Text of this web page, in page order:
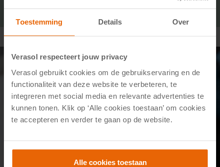
Toestemming Details Over
Verasol respecteert jouw privacy
Verasol gebruikt cookies om de gebruikservaring en de
functionaliteit van deze website te verbeteren, te
integreren met social media en relevante advertenties te
kunnen tonen. Klik op ‘Alle cookies toestaan’ om cookies
te accepteren en verder te gaan op de website.
Alle cookies toestaan
Rolluiken bediening
Geavanceerde techniek
Rolluiken van Verasol reageren op jouw opdracht, met één
swipe op je smartphone. Vanzonweringtot verduistering,
bent. Draadloos, stil en stijlvol geïntegreerd in je woning.